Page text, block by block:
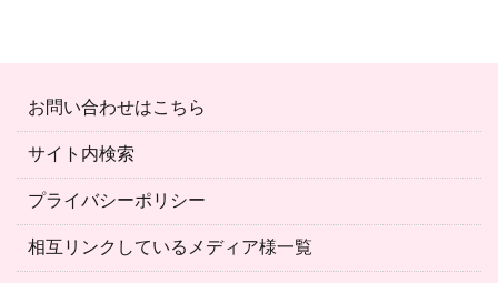
お問い合わせはこちら
サイト内検索
プライバシーポリシー
相互リンクしているメディア様一覧